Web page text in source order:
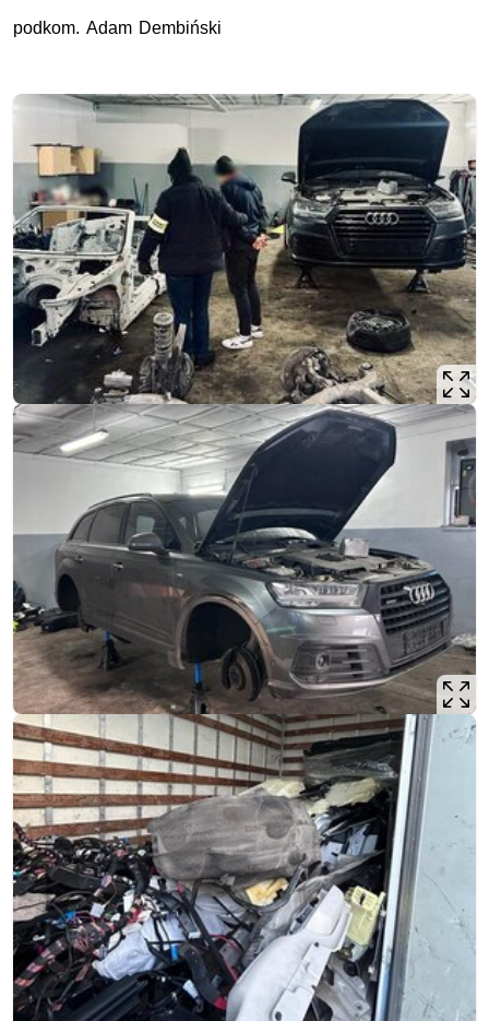
podkom. Adam Dembiński